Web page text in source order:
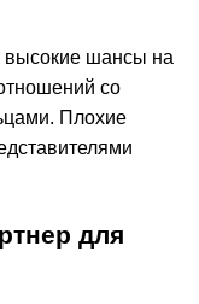
шансы на
со
Плохие
для